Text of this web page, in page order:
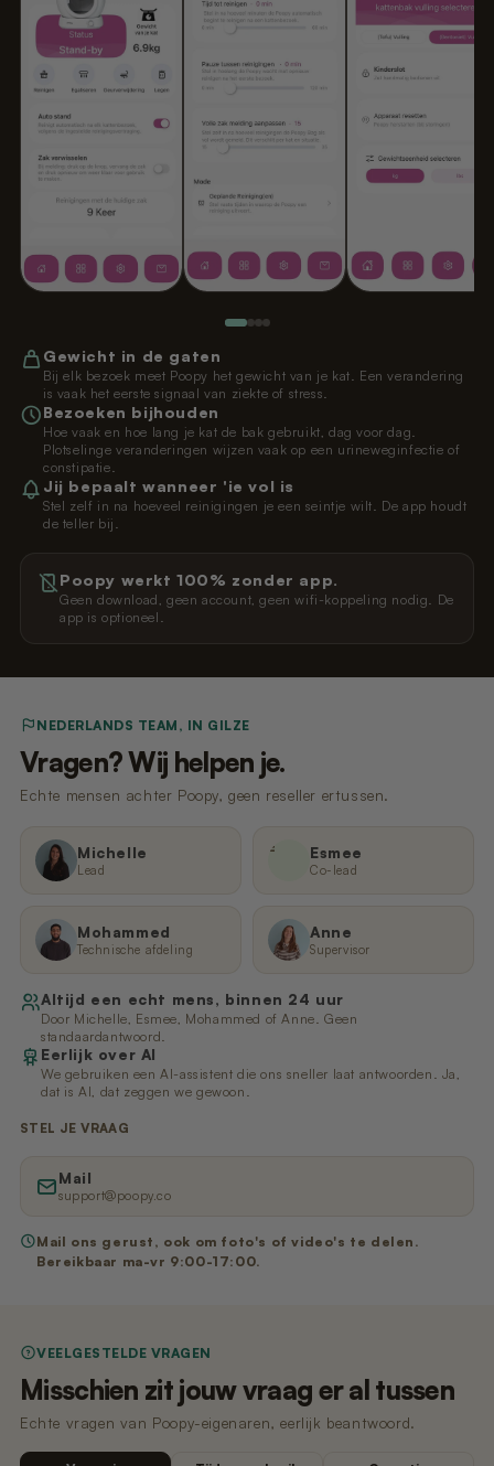
Gewicht in de gaten
Bij elk bezoek meet Poopy het gewicht van je kat. Een verandering
is vaak het eerste signaal van ziekte of stress.
Bezoeken bijhouden
Hoe vaak en hoe lang je kat de bak gebruikt, dag voor dag.
Plotselinge veranderingen wijzen vaak op een urineweginfectie of
constipatie.
Jij bepaalt wanneer 'ie vol is
Stel zelf in na hoeveel reinigingen je een seintje wilt. De app houdt
de teller bij.
Poopy werkt 100% zonder app.
Geen download, geen account, geen wifi-koppeling nodig. De
app is optioneel.
NEDERLANDS TEAM, IN GILZE
Vragen? Wij helpen je.
Echte mensen achter Poopy, geen reseller ertussen.
Michelle
Lead
E Esmee
Co-lead
Mohammed
Technische afdeling
Anne
Supervisor
Altijd een echt mens, binnen 24 uur
Door Michelle, Esmee, Mohammed of Anne. Geen
standaardantwoord.
Eerlijk over AI
We gebruiken een AI-assistent die ons sneller laat antwoorden. Ja,
dat is AI, dat zeggen we gewoon.
STEL JE VRAAG
Mail
support@poopy.co
Mail ons gerust, ook om foto's of video's te delen.
Bereikbaar ma-vr 9:00-17:00.
VEELGESTELDE VRAGEN
Misschien zit jouw vraag er al tussen
Echte vragen van Poopy-eigenaren, eerlijk beantwoord.